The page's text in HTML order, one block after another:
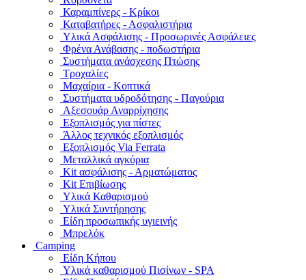
Καραμπίνερς - Κρίκοι
Καταβατήρες - Ασφαλιστήρια
Υλικά Ασφάλισης - Προσωρινές Ασφάλειες
Φρένα Ανάβασης - ποδωστήρια
Συστήματα ανάσχεσης Πτώσης
Τροχαλίες
Μαχαίρια - Κοπτικά
Συστήματα υδροδότησης - Παγούρια
Αξεσουάρ Αναρρίχησης
Εξοπλισμός για πίστες
Άλλος τεχνικός εξοπλισμός
Εξοπλισμός Via Ferrata
Μεταλλικά αγκύρια
Kit ασφάλισης - Αρματώματος
Kit Επιβίωσης
Υλικά Καθαρισμού
Υλικά Συντήρησης
Είδη προσωπικής υγιεινής
Μπρελόκ
Camping
Είδη Κήπου
Υλικά καθαρισμού Πισίνων - SPA